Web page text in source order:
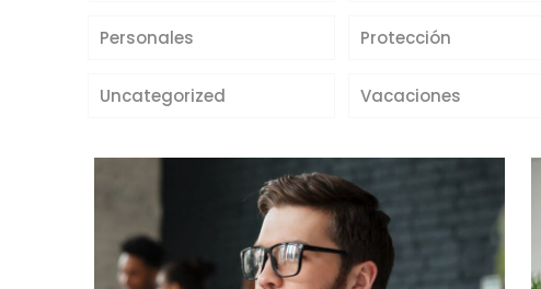
Personales Protección
Uncategorized Vacaciones